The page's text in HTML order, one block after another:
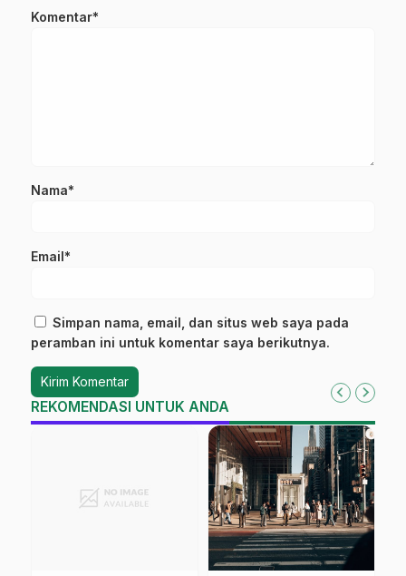
Komentar*
Nama*
Email*
Simpan nama, email, dan situs web saya pada
peramban ini untuk komentar saya berikutnya.
REKOMENDASI UNTUK ANDA